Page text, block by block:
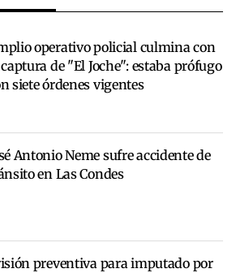
operativo policial culmina con
de "El Joche": estaba prófugo
siete órdenes vigentes
Antonio Neme sufre accidente de
en Las Condes
preventiva para imputado por